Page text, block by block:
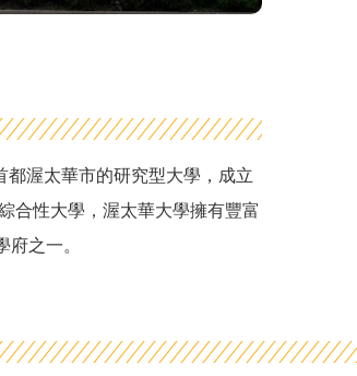
渥太華市的研究型大學，成立
合性大學，渥太華大學擁有豐富
之一。